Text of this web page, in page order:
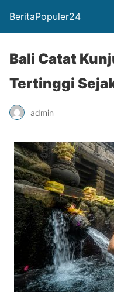
BeritaPopuler24
Bali Catat
Tertinggi
admin